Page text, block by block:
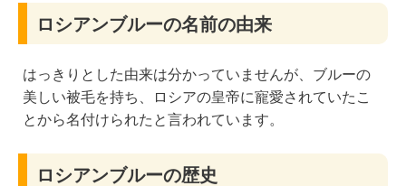
ロシアンブルーの名前の由来
はっきりとした由来は分かっていませんが、ブルーの
美しい被毛を持ち、ロシアの皇帝に寵愛されていたこ
とから名付けられたと言われています。
ロシアンブルーの歴史